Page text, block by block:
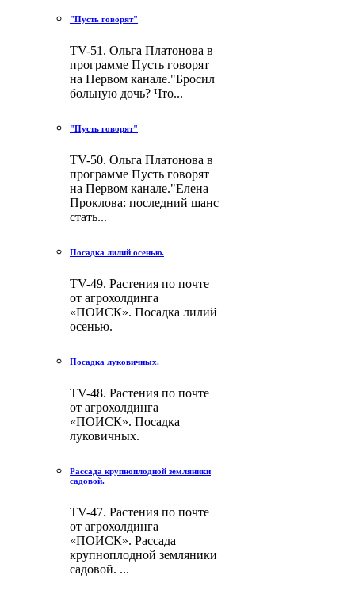
"Пусть говорят"
TV-51. Ольга Платонова в
программе Пусть говорят
на Первом канале."Бросил
больную дочь? Что...
"Пусть говорят"
TV-50. Ольга Платонова в
программе Пусть говорят
на Первом канале."Елена
Проклова: последний шанс
стать...
Посадка лилий осенью.
TV-49. Растения по почте
от агрохолдинга
«ПОИСК». Посадка лилий
осенью.
Посадка луковичных.
TV-48. Растения по почте
от агрохолдинга
«ПОИСК». Посадка
луковичных.
Рассада крупноплодной земляники
садовой.
TV-47. Растения по почте
от агрохолдинга
«ПОИСК». Рассада
крупноплодной земляники
садовой. ...